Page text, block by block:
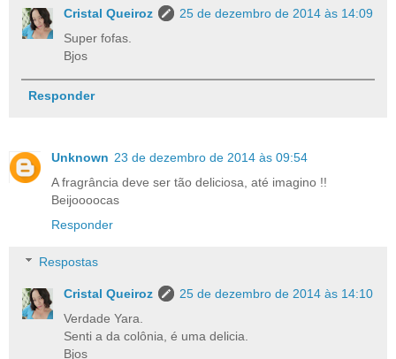
Cristal Queiroz
25 de dezembro de 2014 às 14:09
Super fofas.
Bjos
Responder
Unknown 23 de dezembro de 2014 às 09:54
A fragrância deve ser tão deliciosa, até imagino !!
Beijoooocas
Responder
Respostas
Cristal Queiroz
25 de dezembro de 2014 às 14:10
Verdade Yara.
Senti a da colônia, é uma delicia.
Bjos